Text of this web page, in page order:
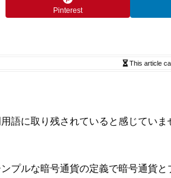
Pinterest
This article
語に取り残されていると感じてい
プルな暗号通貨の定義で暗号通貨